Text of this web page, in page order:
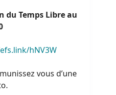
du Temps Libre au
hNV3W
vous d’une